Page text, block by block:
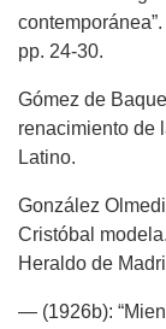
pp. 24-30.
Gómez de
renacimiento de
Latino.
González
Cristóbal
Heraldo de
— (1926b):